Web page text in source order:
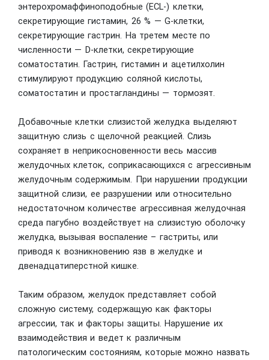
энтерохромаффиноподобные (ECL-) клетки,
секретирующие гистамин, 26 % — G-клетки,
секретирующие гастрин. На третем месте по
численности — D-клетки, секретирующие
соматостатин. Гастрин, гистамин и ацетилхолин
стимулируют продукцию соляной кислоты,
соматостатин и простагландины — тормозят.
Добавочные клетки слизистой желудка выделяют
защитную слизь с щелочной реакцией. Слизь
сохраняет в неприкосновенности весь массив
желудочных клеток, соприкасающихся с агрессивным
желудочным содержимым. При нарушении продукции
защитной слизи, ее разрушении или относительно
недостаточном количестве агрессивная желудочная
среда пагубно воздействует на слизистую оболочку
желудка, вызывая воспаление – гастриты, или
приводя к возникновению язв в желудке и
двенадцатиперстной кишке.
Таким образом, желудок представляет собой
сложную систему, содержащую как факторы
агрессии, так и факторы защиты. Нарушение их
взаимодействия и ведет к различным
патологическим состояниям, которые можно назвать